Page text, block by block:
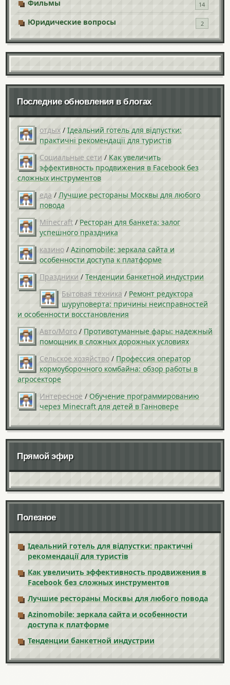
Фильмы 14
Юридические вопросы 2
Последние обновления в блогах
отдых / Ідеальний готель для відпустки:
практичні рекомендації для туристів
Социальные сети / Как увеличить
эффективность продвижения в Facebook без
сложных инструментов
еда / Лучшие рестораны Москвы для любого
повода
Minecraft / Ресторан для банкета: залог
успешного праздника
казино / Azinomobile: зеркала сайта и
особенности доступа к платформе
Праздники / Тенденции банкетной индустрии
Бытовая техника / Ремонт редуктора
шуруповерта: причины неисправностей
и особенности восстановления
Авто/Мото / Противотуманные фары: надежный
помощник в сложных дорожных условиях
Сельское хозяйство / Профессия оператор
кормоуборочного комбайна: обзор работы в
агросекторе
Интересное / Обучение программированию
через Minecraft для детей в Ганновере
Прямой эфир
Полезное
Ідеальний готель для відпустки: практичні
рекомендації для туристів
Как увеличить эффективность продвижения в
Facebook без сложных инструментов
Лучшие рестораны Москвы для любого повода
Azinomobile: зеркала сайта и особенности
доступа к платформе
Тенденции банкетной индустрии